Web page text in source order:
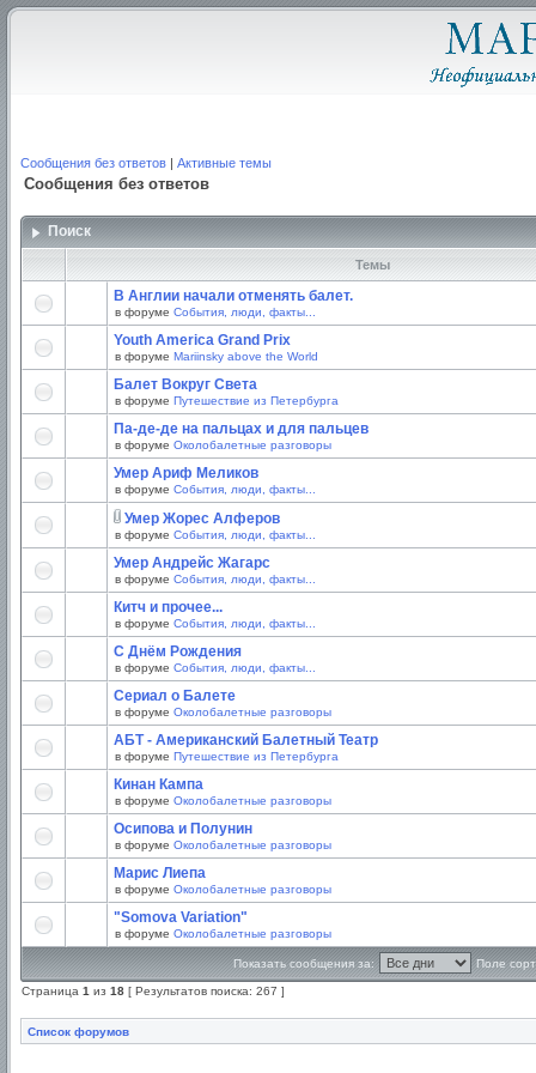
Сообщения без ответов | Активные темы
Сообщения без ответов
Поиск
Темы
В Англии начали отменять балет.
в форуме События, люди, факты...
Youth America Grand Prix
в форуме Mariinsky above the World
Балет Вокруг Света
в форуме Путешествие из Петербурга
Па-де-де на пальцах и для пальцев
в форуме Околобалетные разговоры
Умер Ариф Меликов
в форуме События, люди, факты...
Умер Жорес Алферов
в форуме События, люди, факты...
Умер Андрейс Жагарс
в форуме События, люди, факты...
Китч и прочее...
в форуме События, люди, факты...
С Днём Рождения
в форуме События, люди, факты...
Сериал о Балете
в форуме Околобалетные разговоры
АБТ - Американский Балетный Театр
в форуме Путешествие из Петербурга
Кинан Кампа
в форуме Околобалетные разговоры
Осипова и Полунин
в форуме Околобалетные разговоры
Марис Лиепа
в форуме Околобалетные разговоры
"Somova Variation"
в форуме Околобалетные разговоры
Показать сообщения за: Поле
Страница 1 из 18 [ Результатов поиска: 267 ]
Список форумов